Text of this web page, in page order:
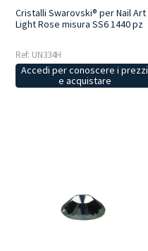
Cristalli Swarovski® per Nail Art
Light Rose misura SS6 1440 pz
Ref: UN334H
Accedi per conoscere i prezzi
e acquistare